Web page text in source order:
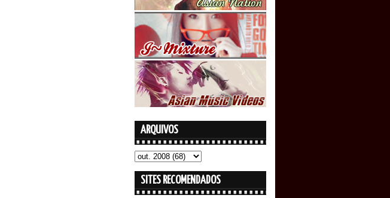
ARQUIVOS
SITES RECOMENDADOS